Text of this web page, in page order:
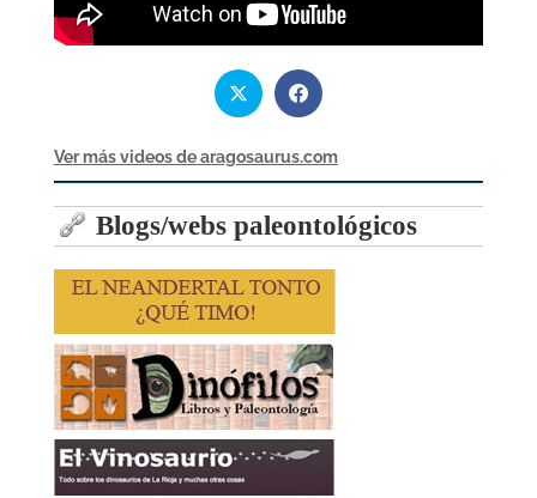
Ver más videos de aragosaurus.com
Blogs/webs paleontológicos